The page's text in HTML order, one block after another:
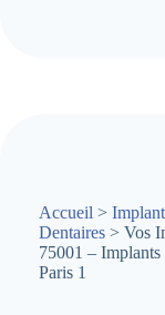
Accueil >
Dentaires > Vos
75001 –
Paris 1